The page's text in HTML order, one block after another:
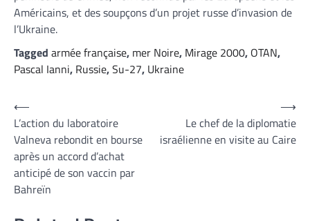
Américains, et des soupçons d’un projet russe d’invasion de
l’Ukraine.
Tagged armée française, mer Noire, Mirage 2000, OTAN,
Pascal Ianni, Russie,Su-27, Ukraine
Navigation
de
l’article
⟵
L’action du laboratoire
Valneva rebondit en bourse
après un accord d’achat
anticipé de son vaccin par
Bahreïn
Le chef de la diplomatie
israélienne en visite au Caire
⟶